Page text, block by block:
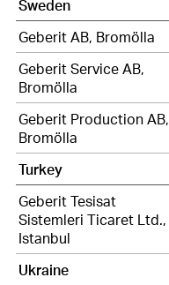
Sweden
Geberit AB, Bromölla
Geberit Service AB,
Bromölla
Geberit Production AB,
Bromölla
Turkey
Geberit Tesisat
Sistemleri Ticaret Ltd.,
Istanbul
Ukraine